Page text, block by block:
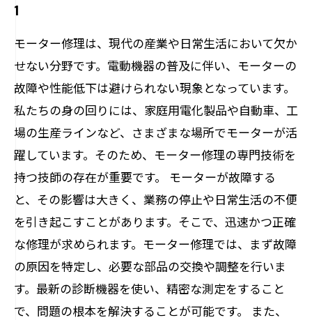
1
モーター修理は、現代の産業や日常生活において欠か
せない分野です。電動機器の普及に伴い、モーターの
故障や性能低下は避けられない現象となっています。
私たちの身の回りには、家庭用電化製品や自動車、工
場の生産ラインなど、さまざまな場所でモーターが活
躍しています。そのため、モーター修理の専門技術を
持つ技師の存在が重要です。 モーターが故障する
と、その影響は大きく、業務の停止や日常生活の不便
を引き起こすことがあります。そこで、迅速かつ正確
な修理が求められます。モーター修理では、まず故障
の原因を特定し、必要な部品の交換や調整を行いま
す。最新の診断機器を使い、精密な測定をすること
で、問題の根本を解決することが可能です。 また、